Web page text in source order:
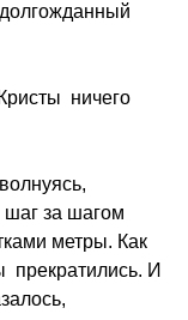
ничего
шаг за шагом
метры. Как
прекратились. И